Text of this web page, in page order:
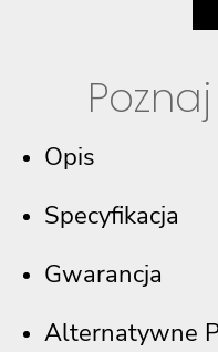
Opis
Specyfikacja
Gwarancja
Alternatywne